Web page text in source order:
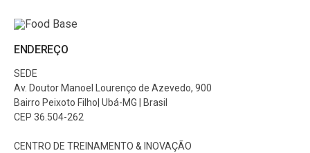
ENDEREÇO
SEDE
Av. Doutor Manoel Lourenço de Azevedo, 900
Bairro Peixoto Filho| Ubá-MG | Brasil
CEP 36.504-262
CENTRO DE TREINAMENTO & INOVAÇÃO